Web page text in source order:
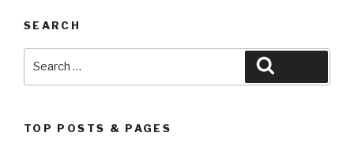
SEARCH
TOP POSTS & PAGES